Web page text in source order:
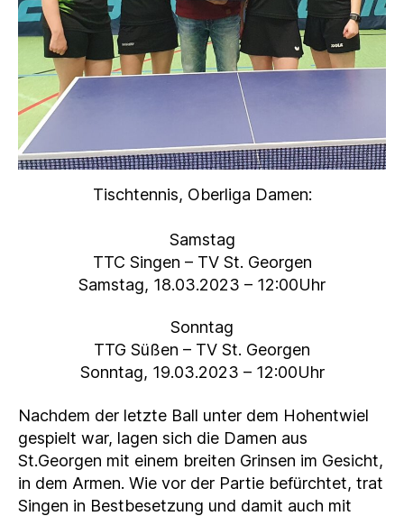
Tischtennis, Oberliga Damen:
Samstag
TTC Singen – TV St. Georgen
Samstag, 18.03.2023 – 12:00Uhr
Sonntag
TTG Süßen – TV St. Georgen
Sonntag, 19.03.2023 – 12:00Uhr
Nachdem der letzte Ball unter dem Hohentwiel
gespielt war, lagen sich die Damen aus
St.Georgen mit einem breiten Grinsen im Gesicht,
in dem Armen. Wie vor der Partie befürchtet, trat
Singen in Bestbesetzung und damit auch mit